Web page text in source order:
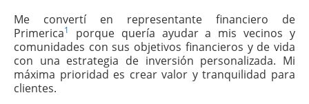
Me convertí en representante financiero de
Primerica1
porque quería ayudar a mis vecinos y
comunidades con sus objetivos financieros y de vida
con una estrategia de inversión personalizada. Mi
máxima prioridad es crear valor y tranquilidad para
clientes.